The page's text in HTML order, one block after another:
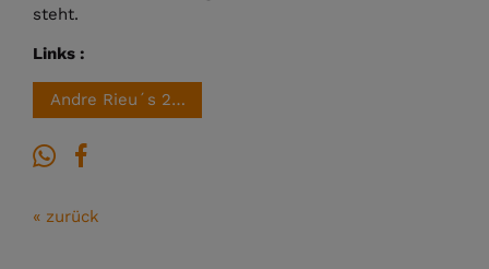
steht.
Links :
Andre Rieu´s 2026 Sommerkonzert: Viva Maastricht!
« zurück